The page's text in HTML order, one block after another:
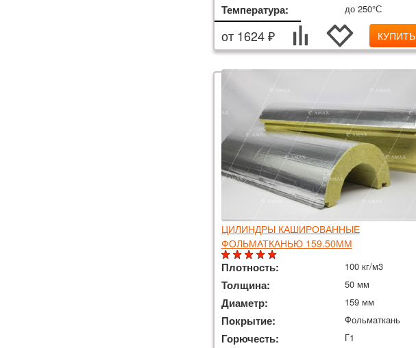
Температура: до 250°С
от 1624 ₽ КУПИТЬ
ЦИЛИНДРЫ КАШИРОВАННЫЕ
ФОЛЬМАТКАНЬЮ 159.50ММ
Плотность: 100 кг/м3
Толщина: 50 мм
Диаметр: 159 мм
Покрытие: Фольматкань
Горючесть: Г1